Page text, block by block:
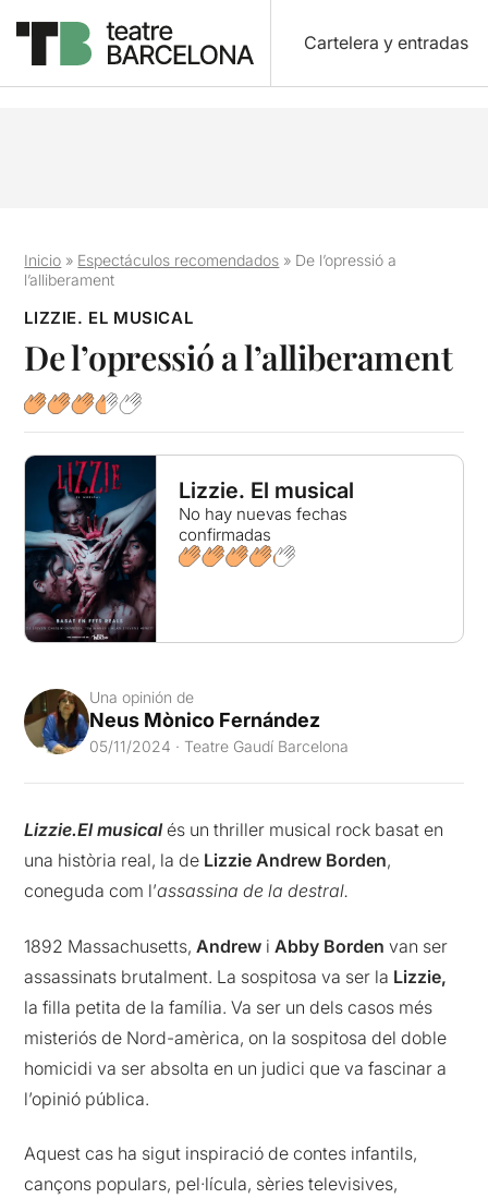
Cartelera y entradas
Inicio » Espectáculos recomendados » De l’opressió a
l’alliberament
LIZZIE. EL MUSICAL
De l’opressió a l’alliberament
Lizzie. El musical
No hay nuevas fechas
confirmadas
Una opinión de
Neus Mònico Fernández
05/11/2024 · Teatre Gaudí Barcelona
Lizzie.El musicalés un thriller musical rock basat en
una història real, la de Lizzie Andrew Borden,
coneguda com l’assassina de la destral.
1892 Massachusetts,Andrew iAbby Bordenvan ser
assassinats brutalment. La sospitosa va ser la Lizzie,
la filla petita de la família. Va ser un dels casos més
misteriós de Nord-amèrica, on la sospitosa del doble
homicidi va ser absolta en un judici que va fascinar a
l’opinió pública.
Aquest cas ha sigut inspiració de contes infantils,
cançons populars, pel·lícula, sèries televisives,